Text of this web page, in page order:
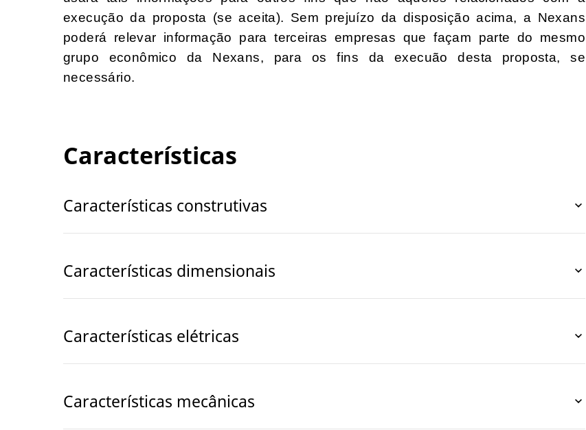
execução da proposta (se aceita). Sem prejuízo da disposição acima, a Nexans
poderá relevar informação para terceiras empresas que façam parte do mesmo
grupo econômico da Nexans, para os fins da execuão desta proposta, se
necessário.
Características
Características construtivas
Características dimensionais
Características elétricas
Características mecânicas